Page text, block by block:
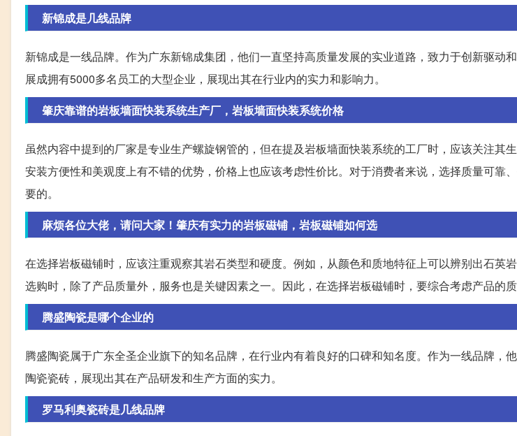
新锦成是几线品牌
新锦成是一线品牌。作为广东新锦成集团，他们一直坚持高质量发展的实业道路，致力于创新驱动
展成拥有5000多名员工的大型企业，展现出其在行业内的实力和影响力。
肇庆靠谱的岩板墙面快装系统生产厂，岩板墙面快装系统价格
虽然内容中提到的厂家是专业生产螺旋钢管的，但在提及岩板墙面快装系统的工厂时，应该关注其
安装方便性和美观度上有不错的优势，价格上也应该考虑性价比。对于消费者来说，选择质量可靠
要的。
麻烦各位大佬，请问大家！肇庆有实力的岩板磁铺，岩板磁铺如何选
在选择岩板磁铺时，应该注重观察其岩石类型和硬度。例如，从颜色和质地特征上可以辨别出石英
选购时，除了产品质量外，服务也是关键因素之一。因此，在选择岩板磁铺时，要综合考虑产品的质
腾盛陶瓷是哪个企业的
腾盛陶瓷属于广东全圣企业旗下的知名品牌，在行业内有着良好的口碑和知名度。作为一线品牌，
陶瓷瓷砖，展现出其在产品研发和生产方面的实力。
罗马利奥瓷砖是几线品牌